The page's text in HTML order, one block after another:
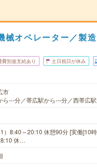
械オペレーター／製
費別途支給あり 土日祝日が休み
市
ら---分／帯広駅から---分／西帯広
1）8:40～20:10 休憩90分 [実働]10時
休…